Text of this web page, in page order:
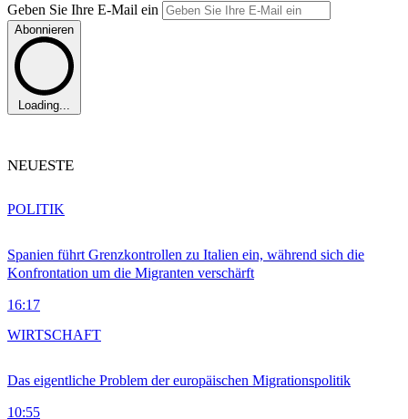
Geben Sie Ihre E-Mail ein
Abonnieren
Loading...
NEUESTE
Spanien führt Grenzkontrollen zu Italien ein, während sich die
Konfrontation um die Migranten verschärft
16:17
POLITIK
Das eigentliche Problem der europäischen Migrationspolitik
10:55
WIRTSCHAFT